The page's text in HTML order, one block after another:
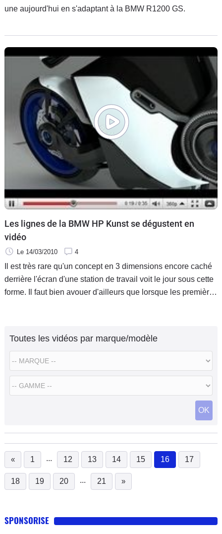
une aujourd'hui en s'adaptant à la BMW R1200 GS.
Les lignes de la BMW HP Kunst se dégustent en
vidéo
Le 14/03/2010 4
Il est très rare qu'un concept en 3 dimensions encore caché
derrière l'écran d'une station de travail voit le jour sous cette
forme. Il faut bien avouer d'ailleurs que lorsque les premières
maintenant de la retrouver en vidéo et d'admirer dans les
moindres détails les lignes de notre futur.
Toutes les vidéos par marque/modèle
OK
« 1 ... 12 13 14 15 16
(current)
17
18 19 20 ... 21 »
SPONSORISE